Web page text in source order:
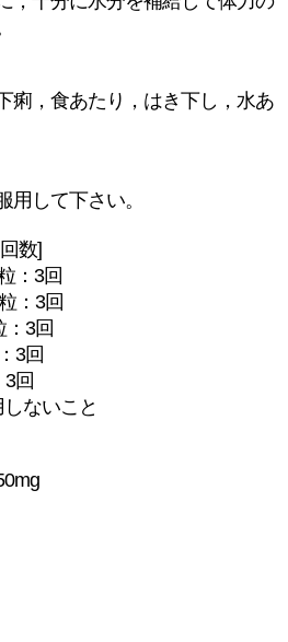
痢，食あたり，はき下し，水あ
用して下さい。
数]
：3回
：3回
：3回
3回
回
ないこと